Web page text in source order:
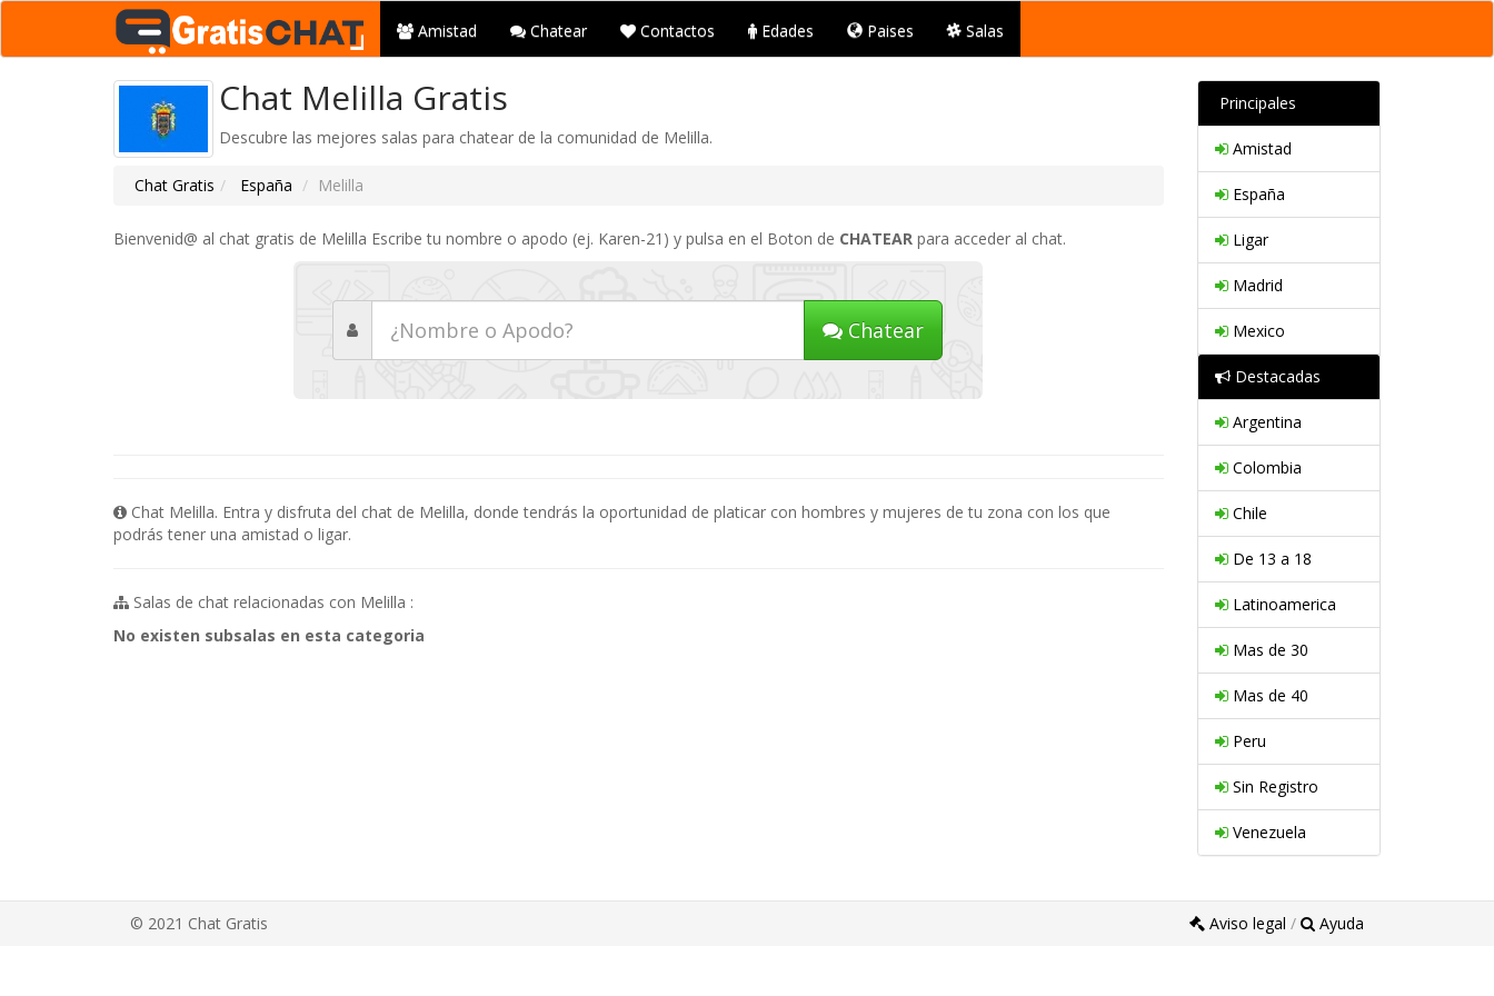
Amistad Chatear Contactos Edades Paises Salas
Chat Melilla Gratis
Descubre las mejores salas para chatear de la comunidad de Melilla.
Chat Gratis España Melilla
Bienvenid@ al chat gratis de Melilla Escribe tu nombre o apodo (ej. Karen-21) y pulsa en el Boton de CHATEAR para acceder al chat.
Chatear
Chat Melilla. Entra y disfruta del chat de Melilla, donde tendrás la oportunidad de platicar con hombres y mujeres de tu zona con los que
podrás tener una amistad o ligar.
Salas de chat relacionadas con Melilla :
No existen subsalas en esta categoria
Principales
Amistad
España
Ligar
Madrid
Mexico
Destacadas
Argentina
Colombia
Chile
De 13 a 18
Latinoamerica
Mas de 30
Mas de 40
Peru
Sin Registro
Venezuela
© 2021 Chat Gratis Aviso legal / Ayuda